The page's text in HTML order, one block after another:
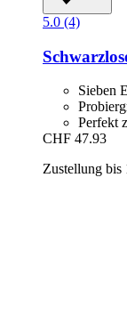
5.0 (4)
Sieben
Perfekt
CHF 47.93
Zustellung bis